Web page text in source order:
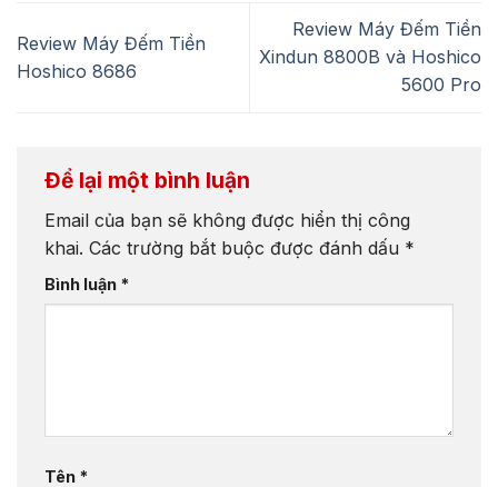
Review Máy Đếm Tiền
Hoshico 8686
Review Máy Đếm Tiền
Xindun 8800B và Hoshico
5600 Pro
Để lại một bình luận
Email của bạn sẽ không được hiển thị công
khai. Các trường bắt buộc được đánh dấu *
Bình luận *
Tên *